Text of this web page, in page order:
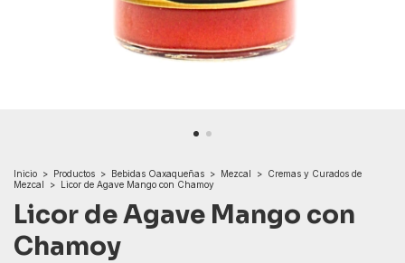
Inicio > Productos > Bebidas Oaxaqueñas > Mezcal > Cremas y Curados de
Mezcal
> Licor de Agave Mango con Chamoy
Licor de Agave Mango con
Chamoy